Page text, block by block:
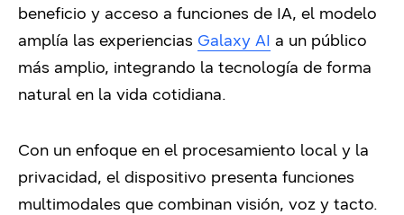
beneficio y acceso a funciones de IA, el modelo
amplía las experiencias Galaxy AI a un público
más amplio, integrando la tecnología de forma
natural en la vida cotidiana.
Con un enfoque en el procesamiento local y la
privacidad, el dispositivo presenta funciones
multimodales que combinan visión, voz y tacto.